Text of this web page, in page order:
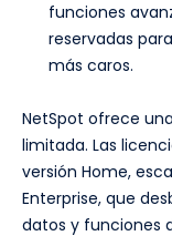
funciones
reservadas
más caros.
NetSpot ofrece
limitada. Las
versión Home,
Enterprise, que
datos y funciones